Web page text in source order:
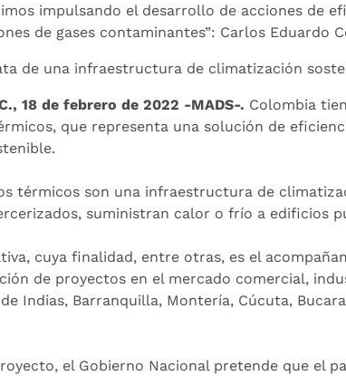
impulsando el desarrollo de acciones de
de gases contaminantes”: Carlos Eduardo
de una infraestructura de climatización
18 de febrero de 2022 -MADS-. Colombia
que representa una solución de
térmicos son una infraestructura de
suministran calor o frío a edificios
cuya finalidad, entre otras, es el
de proyectos en el mercado comercial,
Indias, Barranquilla, Montería, Cúcuta,
el Gobierno Nacional pretende que el